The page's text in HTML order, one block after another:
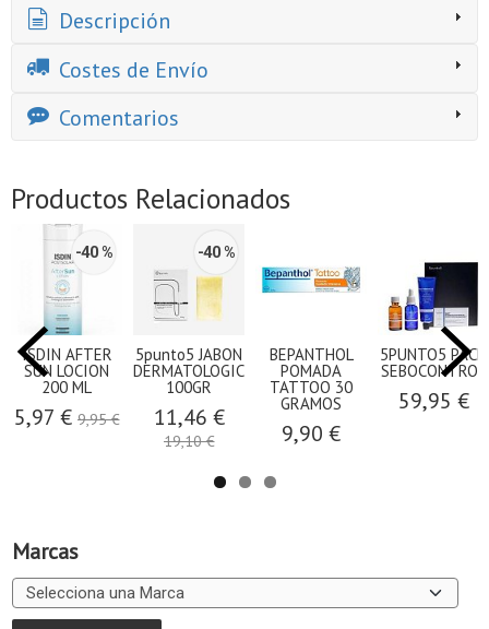
Marcas
Descripción
Costes de Envío
Comentarios
Productos Relacionados
-40 %
ISDIN AFTER
SUN LOCION
200 ML
5,97 € 9,95 €
-40 %
5punto5 JABON
DERMATOLOGICO
100GR
11,46 €
19,10 €
BEPANTHOL
POMADA
TATTOO 30
GRAMOS
9,90 €
5PUNTO5 PACK
SEBOCONTROL
59,95 €